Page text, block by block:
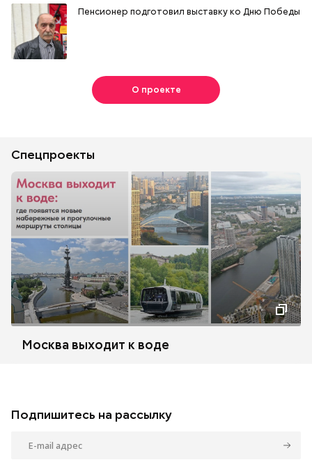
Пенсионер подготовил выставку ко Дню Победы
О проекте
Спецпроекты
Москва выходит к воде
Подпишитесь на рассылку